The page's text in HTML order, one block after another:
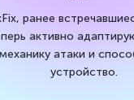
ранее
активно
атаки и
устройство.